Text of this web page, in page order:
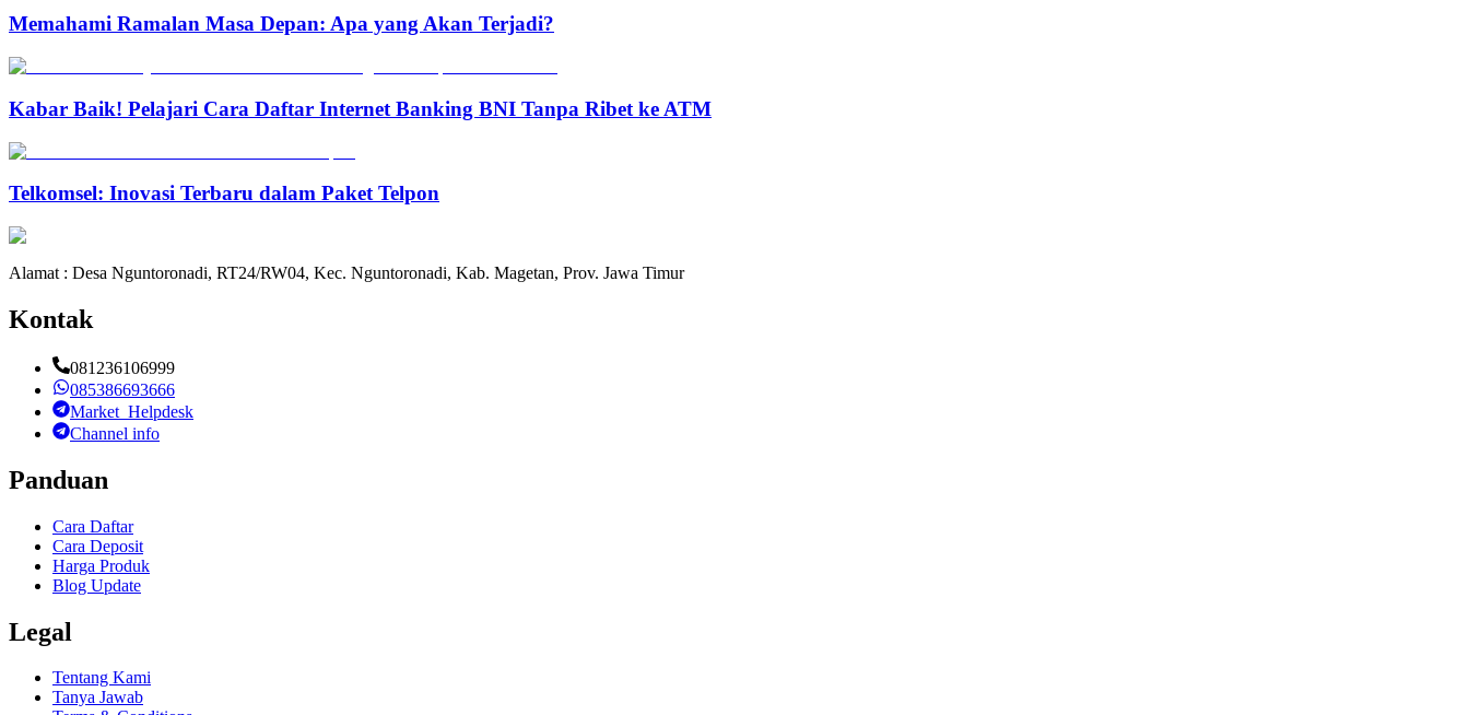
Memahami Ramalan Masa Depan: Apa yang Akan Terjadi?
Kabar Baik! Pelajari Cara Daftar Internet Banking BNI Tanpa Ribet ke ATM
Telkomsel: Inovasi Terbaru dalam Paket Telpon
Alamat : Desa Nguntoronadi, RT24/RW04, Kec. Nguntoronadi, Kab. Magetan, Prov. Jawa Timur
Kontak
081236106999
085386693666
Market_Helpdesk
Channel info
Panduan
Cara Daftar
Cara Deposit
Harga Produk
Blog Update
Legal
Tentang Kami
Tanya Jawab